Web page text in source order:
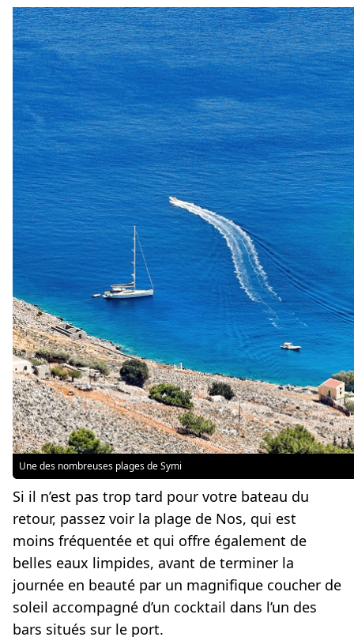
Une des nombreuses plages de Symi
Si il n’est pas trop tard pour votre bateau du
retour, passez voir la plage de Nos, qui est
moins fréquentée et qui offre également de
belles eaux limpides, avant de terminer la
journée en beauté par un magnifique coucher de
soleil accompagné d’un cocktail dans l’un des
bars situés sur le port.